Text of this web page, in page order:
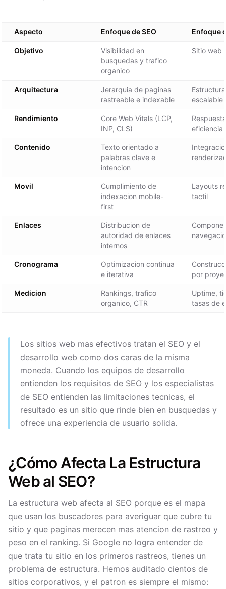
Aspecto Enfoque de SEO Enfoque
Objetivo
Visibilidad en
busquedas y trafico
organico
Sitio web
Arquitectura
Jerarquia de paginas
rastreable e indexable
escalable
Rendimiento
Core Web Vitals (LCP,
INP, CLS)
eficiencia
Contenido
Texto orientado a
palabras clave e
intencion
Movil
Cumplimiento de
indexacion mobile-
first
Layouts
tactil
Enlaces
Distribucion de
autoridad de enlaces
internos
Cronograma
Optimizacion continua
e iterativa
por
Medicion
Rankings, trafico
organico, CTR
Uptime,
tasas de
Los sitios web mas efectivos tratan el SEO y el
desarrollo web como dos caras de la misma
moneda. Cuando los equipos de desarrollo
entienden los requisitos de SEO y los especialistas
de SEO entienden las limitaciones tecnicas, el
resultado es un sitio que rinde bien en busquedas y
ofrece una experiencia de usuario solida.
¿Cómo Afecta La Estructura
Web al SEO?
La estructura web afecta al SEO porque es el mapa
que usan los buscadores para averiguar que cubre tu
sitio y que paginas merecen mas atencion de rastreo y
peso en el ranking. Si Google no logra entender de
que trata tu sitio en los primeros rastreos, tienes un
problema de estructura. Hemos auditado cientos de
sitios corporativos, y el patron es siempre el mismo: